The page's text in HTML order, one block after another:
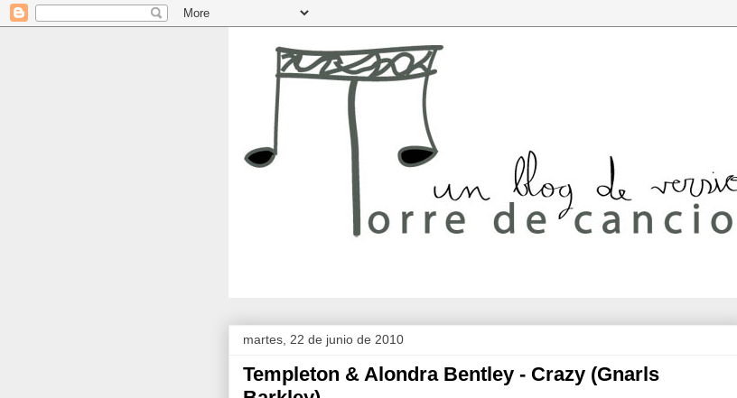
martes, 22 de junio de 2010
Templeton & Alondra Bentley - Crazy (Gnarls